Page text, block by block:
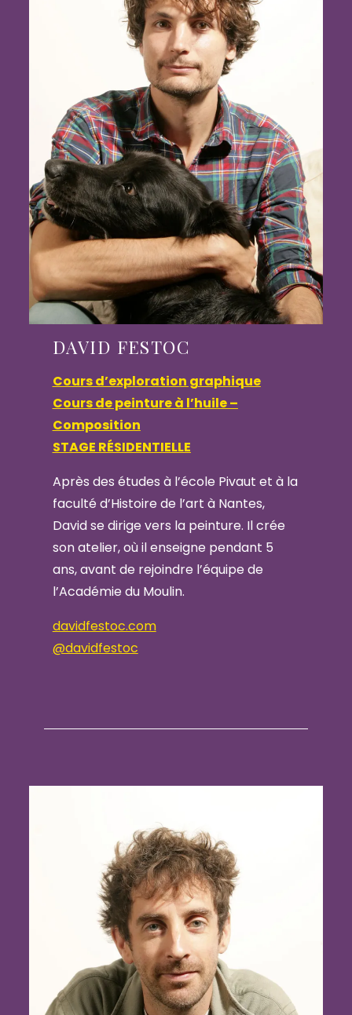
DAVID FESTOC
Cours d’exploration graphique
Cours de peinture à l’huile –
Composition
STAGE RÉSIDENTIELLE
Après des études à l’école Pivaut et à la
faculté d’Histoire de l’art à Nantes,
David se dirige vers la peinture. Il crée
son atelier, où il enseigne pendant 5
ans, avant de rejoindre l’équipe de
l’Académie du Moulin.
davidfestoc.com
@davidfestoc